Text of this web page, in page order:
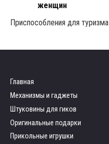
женщин
Приспособления для туризма
Главная
Механизмы и гаджеты
Штуковины для гиков
Оригинальные подарки
Прикольные игрушки